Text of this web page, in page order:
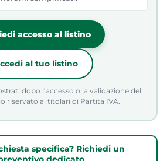
accesso al listino
al tuo listino
dopo l’accesso o la validazione del
riservato ai titolari di Partita IVA.
specifica? Richiedi un